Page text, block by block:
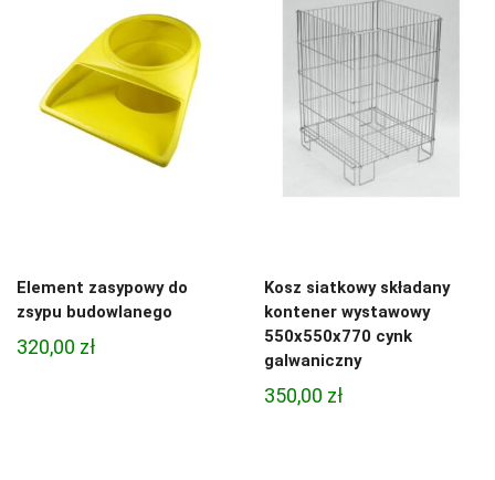
Element zasypowy do
zsypu budowlanego
320,00 zł
Kosz siatkowy składany
kontener wystawowy
550x550x770 cynk
galwaniczny
350,00 zł